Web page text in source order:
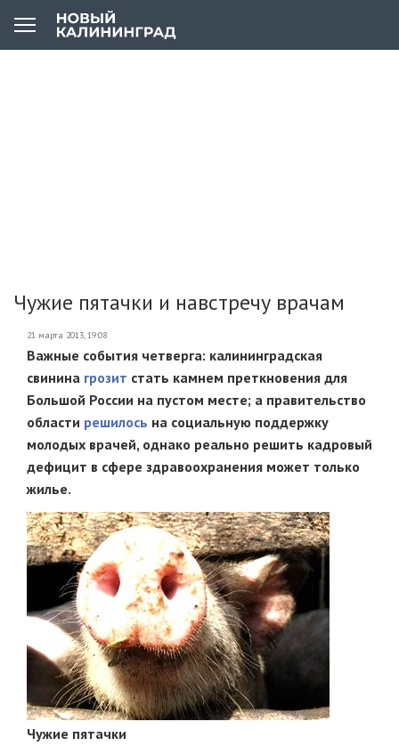
Чужие пятачки и навстречу врачам
21 марта 2013, 19:08
Важные события четверга: калининградская
свинина грозит стать камнем преткновения для
Большой России на пустом месте; а правительство
области решилось на социальную поддержку
молодых врачей, однако реально решить кадровый
дефицит в сфере здравоохранения может только
жилье.
Чужие пятачки